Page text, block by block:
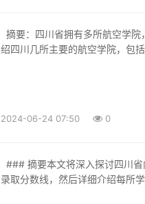
绍四川几所主要的航空学院，包
2024-06-24 07:50 0
录取分数线，然后详细介绍每所